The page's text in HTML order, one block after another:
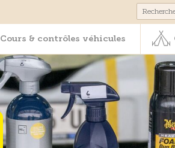
Cours & contrôles
Cours & contrôles véhicules